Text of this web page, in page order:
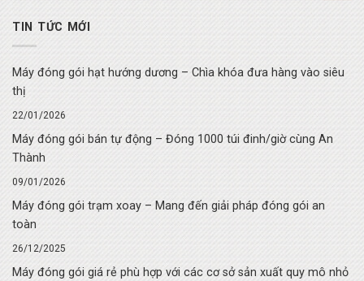
TIN TỨC MỚI
Máy đóng gói hạt hướng dương – Chìa khóa đưa hàng vào siêu
thị
22/01/2026
Máy đóng gói bán tự động – Đóng 1000 túi đinh/giờ cùng An
Thành
09/01/2026
Máy đóng gói trạm xoay – Mang đến giải pháp đóng gói an
toàn
26/12/2025
Máy đóng gói giá rẻ phù hợp với các cơ sở sản xuất quy mô nhỏ